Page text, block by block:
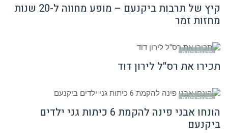
קיץ של תרבות ביקנעם – מופע מחווה ל-20 שנות
מחזות זמר
חדשות יקנעם
תכירו את רס"ל לירון דוד
חדשות יקנעם
הונחו אבני פינה להקמת 6 כיתות גני ילדים
ביקנעם